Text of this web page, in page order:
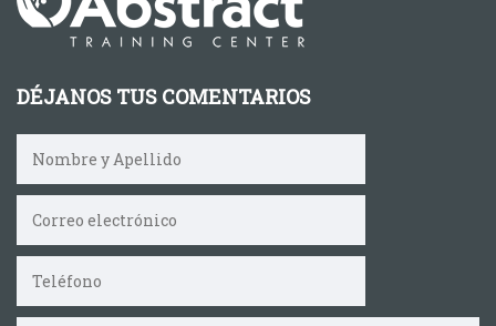
DÉJANOS TUS COMENTARIOS